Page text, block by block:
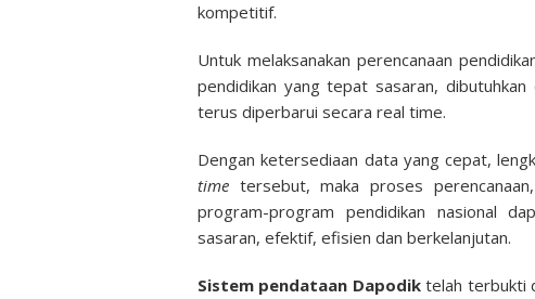
kompetitif.
Untuk melaksanakan perencanaan
pendidikan yang tepat sasaran,
terus diperbarui secara real time.
Dengan ketersediaan data yang cepat,
time tersebut, maka proses
program-program pendidikan nasional
sasaran, efektif, efisien dan berkelanjutan.
Sistem pendataan Dapodiktelah terbukti